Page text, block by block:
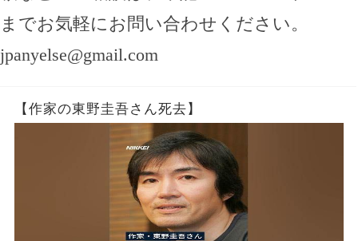
までお気軽にお問い合わせください。
jpanyelse@gmail.com
【作家の東野圭吾さん死去】